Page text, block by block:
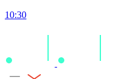
10:30